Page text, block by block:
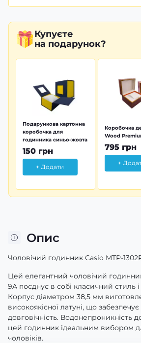
Купуєте
на подарунок?
Подарункова картонна
коробочка для
годинника синьо-жовта
150 грн
+ Додати
Коробочка
Wood
795 грн
+
Опис
Чоловічий годинник Casio MTP-
Цей елегантний чоловічий
9A поєднує в собі класичний стиль і
Корпус діаметром 38,5 мм
високоякісної латуні, що забезпечує
довговічність. Водонепроникність
цей годинник ідеальним вибором
чоловіків.